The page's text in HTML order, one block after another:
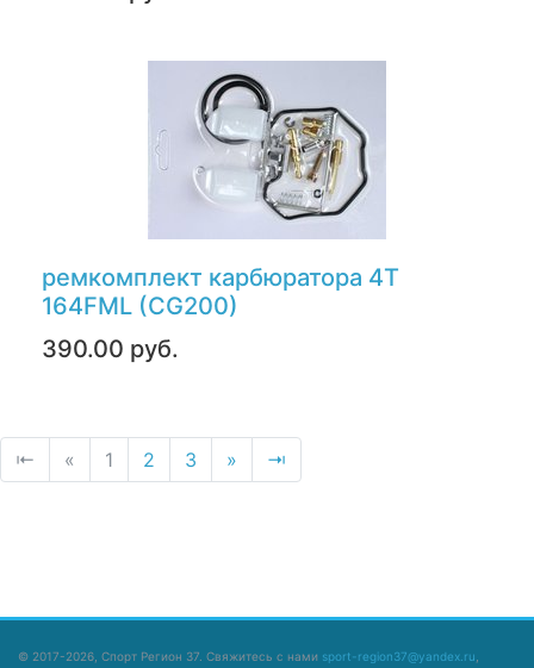
ремкомплект карбюратора 4Т
164FML (CG200)
390.00 руб.
⇤ « 1 2 3 » ⇥
© 2017-2026, Спорт Регион 37. Свяжитесь с нами sport-region37@yandex.ru